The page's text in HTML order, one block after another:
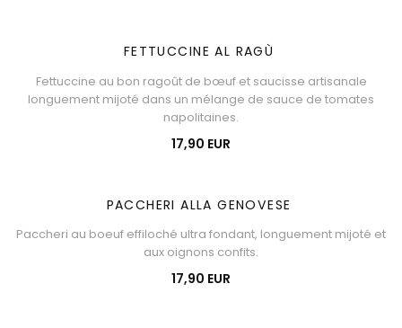
FETTUCCINE AL RAGÙ
Fettuccine au bon ragoût de bœuf et saucisse artisanale
longuement mijoté dans un mélange de sauce de tomates
napolitaines.
17,90 EUR
PACCHERI ALLA GENOVESE
Paccheri au boeuf effiloché ultra fondant, longuement mijoté et
aux oignons confits.
17,90 EUR